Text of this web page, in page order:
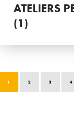
ATELIERS
(1)
1 2 3 4